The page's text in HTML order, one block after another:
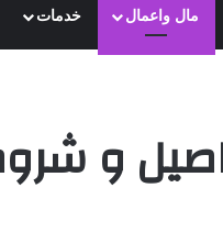
مال واعمال خدمات
و